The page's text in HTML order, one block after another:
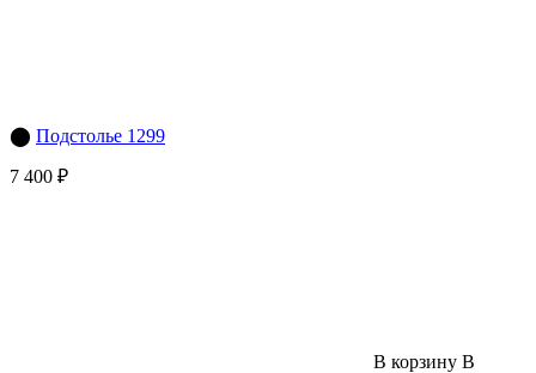
⬤ Подстолье 1299
7 400 ₽
В корзину В